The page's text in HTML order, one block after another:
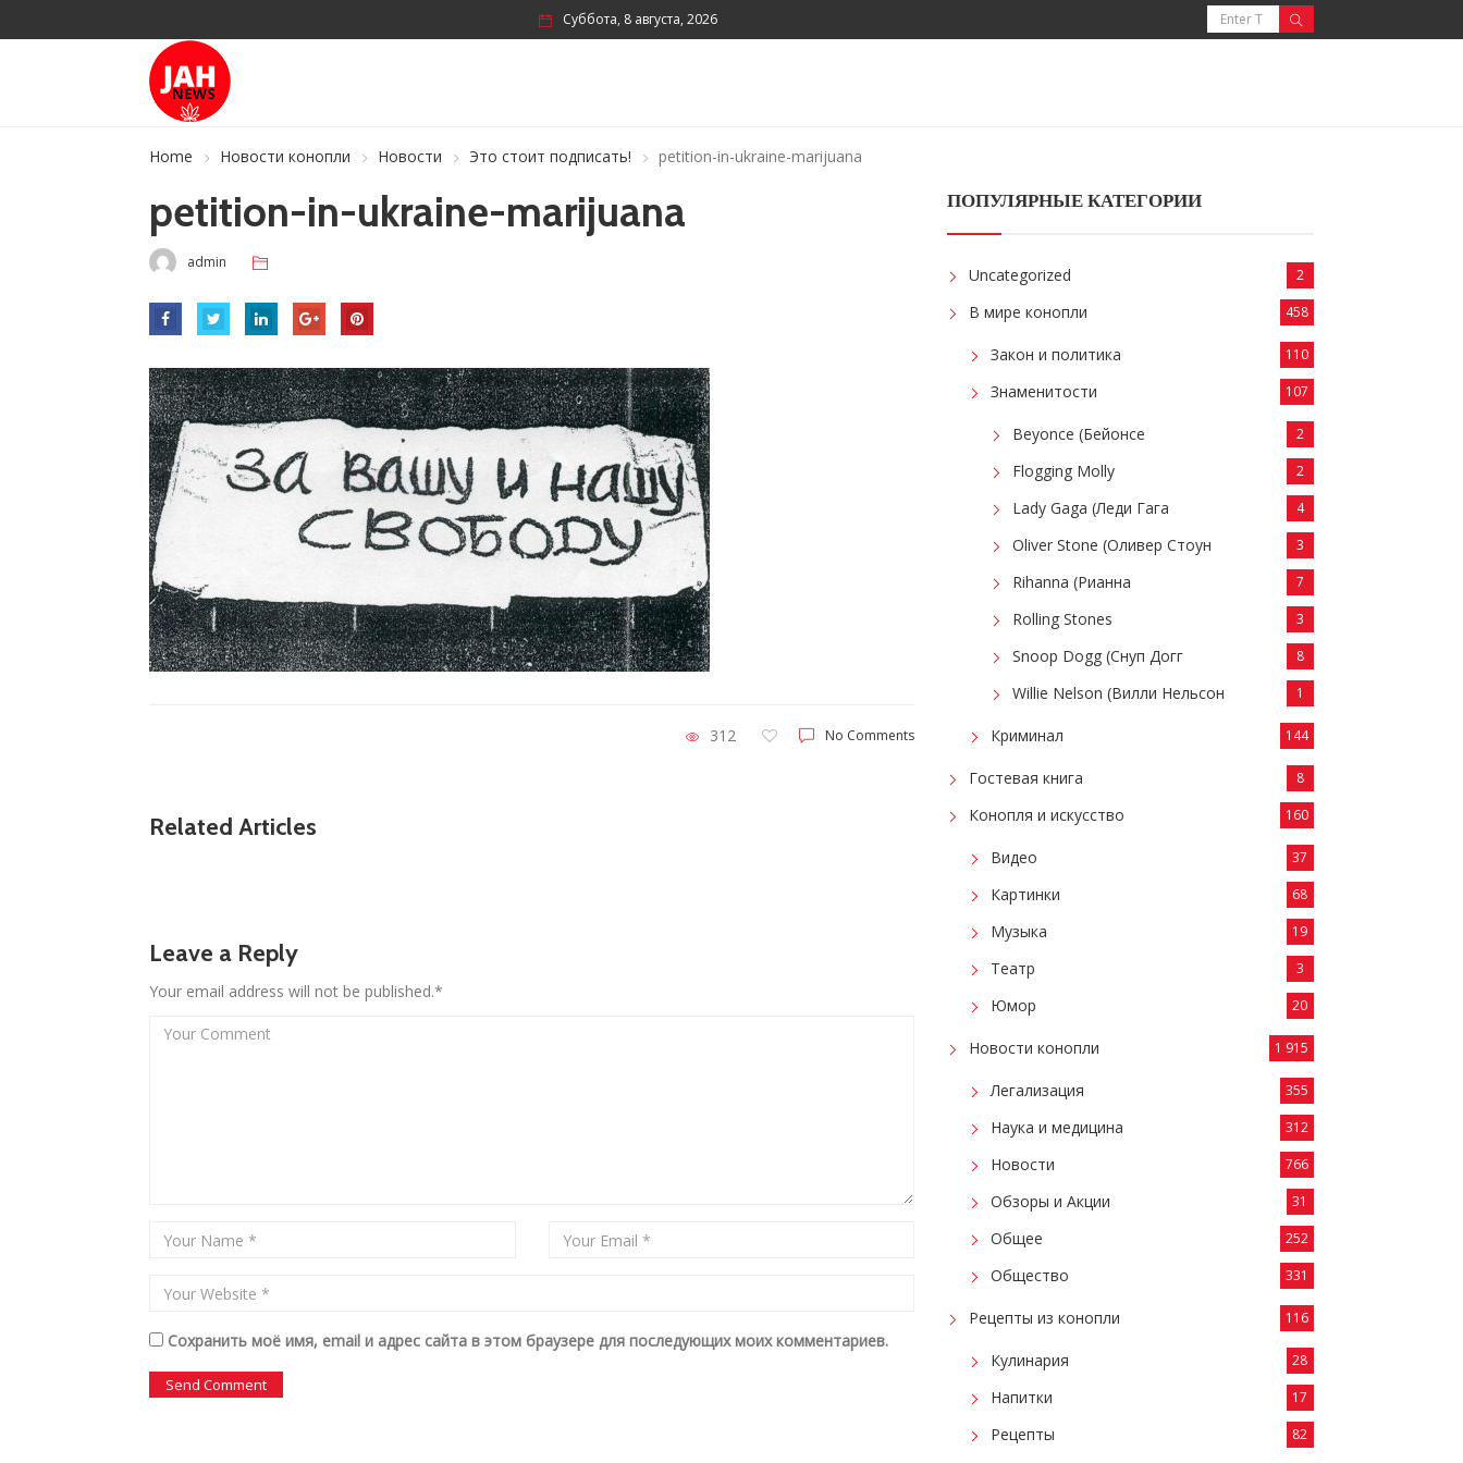
Суббота, 8 августа, 2026
Home Новости конопли Новости Это стоит подписать! petition-in-ukraine-marijuana
petition-in-ukraine-marijuana
admin
312 No Comments
Related Articles
Leave a Reply
Your email address will not be published.*
Сохранить моё имя, email и адрес сайта в этом браузере для последующих моих комментариев.
ПОПУЛЯРНЫЕ КАТЕГОРИИ
Uncategorized 2
В мире конопли 458
Закон и политика 110
Знаменитости 107
Beyonce (Бейонсе 2
Flogging Molly 2
Lady Gaga (Леди Гага 4
Oliver Stone (Оливер Стоун 3
Rihanna (Рианна 7
Rolling Stones 3
Snoop Dogg (Снуп Догг 8
Willie Nelson (Вилли Нельсон 1
Криминал 144
Гостевая книга 8
Конопля и искусство 160
Видео 37
Картинки 68
Музыка 19
Театр 3
Юмор 20
Новости конопли 1 915
Легализация 355
Наука и медицина 312
Новости 766
Обзоры и Акции 31
Общее 252
Общество 331
Рецепты из конопли 116
Кулинария 28
Напитки 17
Рецепты 82